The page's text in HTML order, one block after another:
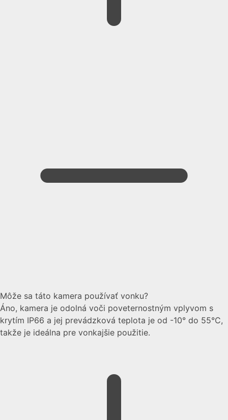
Môže sa táto kamera používať vonku?
Áno, kamera je odolná voči poveternostným vplyvom s
krytím IP66 a jej prevádzková teplota je od -10° do 55°C,
takže je ideálna pre vonkajšie použitie.